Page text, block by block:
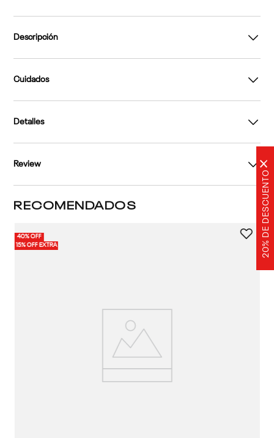
20% DE DESCUENTO
×
Descripción
Cuidados
Detalles
Review
RECOMENDADOS
40% OFF
15% OFF EXTRA